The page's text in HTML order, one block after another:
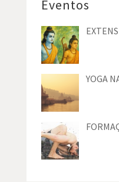
Eventos
YOGA